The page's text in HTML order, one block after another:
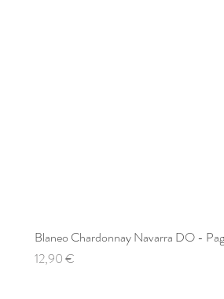
Blaneo Chardonnay Navarra DO -
Preis
12,90 €